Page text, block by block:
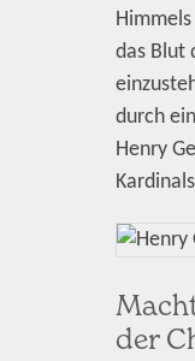
das Blut
durch
Henry
der